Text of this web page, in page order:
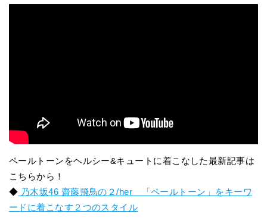
ペールトーンをヘルシー&キュートに着こなした最新記事は
こちらから！
◆ 乃木坂46 齋藤飛鳥の２/her 「ペールトーン」をキーワ
ードに着こなす２つのスタイル